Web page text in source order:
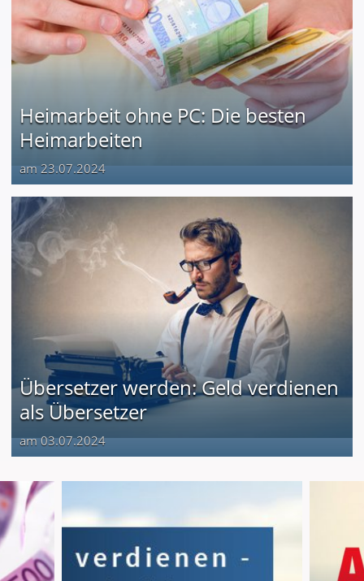
Heimarbeit ohne PC: Die besten
Heimarbeiten
am 23.07.2024
Übersetzer werden: Geld verdienen
als Übersetzer
am 03.07.2024